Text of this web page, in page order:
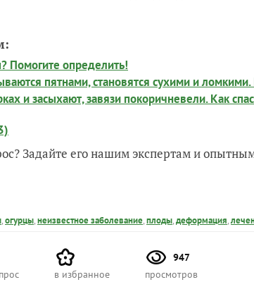
Помогите определить!
пятнами, становятся сухими и
и засыхают, завязи покоричневели. Как
Задайте его нашим экспертам и
,огурцы,неизвестное заболевание,плоды,деформация,
в избранное
947
просмотров